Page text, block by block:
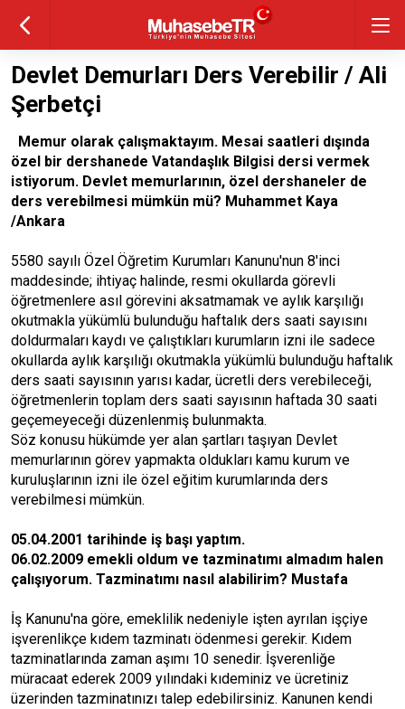
Devlet Demurları Ders Verebilir / Ali
Şerbetçi
Memur olarak çalışmaktayım. Mesai saatleri dışında
özel bir dershanede Vatandaşlık Bilgisi dersi vermek
istiyorum. Devlet memurlarının, özel dershaneler de
ders verebilmesi mümkün mü? Muhammet Kaya
/Ankara
5580 sayılı Özel Öğretim Kurumları Kanunu'nun 8'inci
maddesinde; ihtiyaç halinde, resmi okullarda görevli
öğretmenlere asıl görevini aksatmamak ve aylık karşılığı
okutmakla yükümlü bulunduğu haftalık ders saati sayısını
doldurmaları kaydı ve çalıştıkları kurumların izni ile sadece
okullarda aylık karşılığı okutmakla yükümlü bulunduğu haftalık
ders saati sayısının yarısı kadar, ücretli ders verebileceği,
öğretmenlerin toplam ders saati sayısının haftada 30 saati
geçemeyeceği düzenlenmiş bulunmakta.
Söz konusu hükümde yer alan şartları taşıyan Devlet
memurlarının görev yapmakta oldukları kamu kurum ve
kuruluşlarının izni ile özel eğitim kurumlarında ders
verebilmesi mümkün.
05.04.2001 tarihinde iş başı yaptım.
06.02.2009 emekli oldum ve tazminatımı almadım halen
çalışıyorum. Tazminatımı nasıl alabilirim? Mustafa
İş Kanunu'na göre, emeklilik nedeniyle işten ayrılan işçiye
işverenlikçe kıdem tazminatı ödenmesi gerekir. Kıdem
tazminatlarında zaman aşımı 10 senedir. İşverenliğe
müracaat ederek 2009 yılındaki kıdeminiz ve ücretiniz
üzerinden tazminatınızı talep edebilirsiniz. Kanunen kendi